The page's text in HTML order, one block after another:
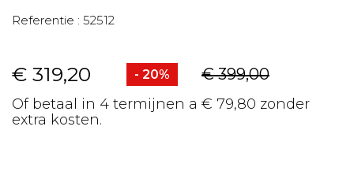
Referentie : 52512
€ 319,20 - 20% € 399,00
Of betaal in 4 termijnen a € 79,80 zonder
extra kosten.